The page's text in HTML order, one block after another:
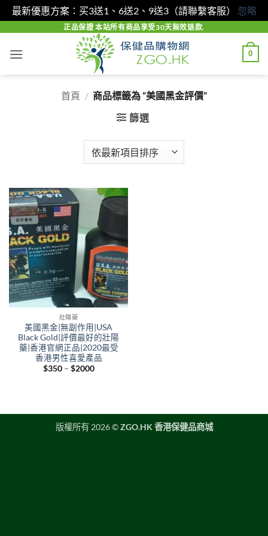
最新優惠方案：买3送1、6送2、9送3（請聯繫客服） 忽略
content
正品保證 本站所有商品享受30天無效退款.
0
首頁 / 商品標籤為 “美國黑金評價”
篩選
壯陽藥
美國黑金|無副作用|USA
Black Gold|評價最好的壯陽
藥|香港官網正品|2020最受
香港男性喜愛產品
$350 – $2000Price
版權所有 2026 ©ZGO.HK 香港保健品商城